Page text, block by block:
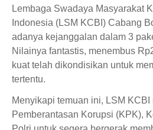
Lembaga Swadaya Masyarakat
Indonesia (LSM KCBI) Cabang
adanya kejanggalan dalam 3
Nilainya fantastis, menembus
kuat telah dikondisikan untuk
tertentu.
Menyikapi temuan ini, LSM
Pemberantasan Korupsi (KPK),